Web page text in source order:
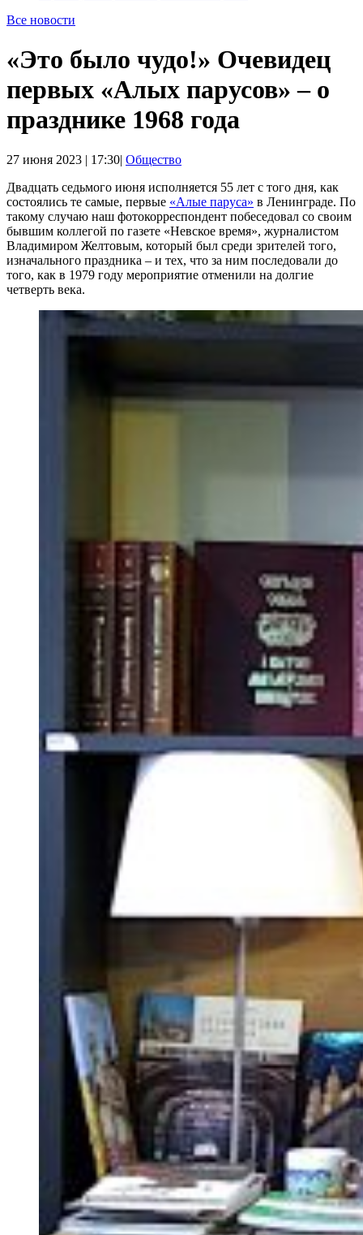
Все новости
«Это было чудо!» Очевидец
первых «Алых парусов» – о
празднике 1968 года
27 июня 2023 | 17:30| Общество
Двадцать седьмого июня исполняется 55 лет с того дня, как
состоялись те самые, первые «Алые паруса» в Ленинграде. По
такому случаю наш фотокорреспондент побеседовал со своим
бывшим коллегой по газете «Невское время», журналистом
Владимиром Желтовым, который был среди зрителей того,
изначального праздника – и тех, что за ним последовали до
того, как в 1979 году мероприятие отменили на долгие
четверть века.